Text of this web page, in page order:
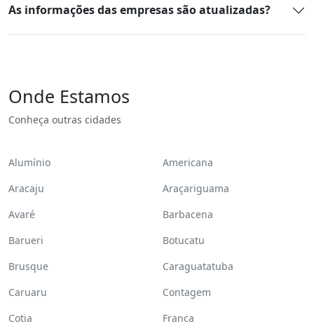
As informações das empresas são atualizadas?
Onde Estamos
Conheça outras cidades
Alumínio
Americana
Aracaju
Araçariguama
Avaré
Barbacena
Barueri
Botucatu
Brusque
Caraguatatuba
Caruaru
Contagem
Cotia
Franca